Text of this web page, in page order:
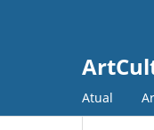
Atual